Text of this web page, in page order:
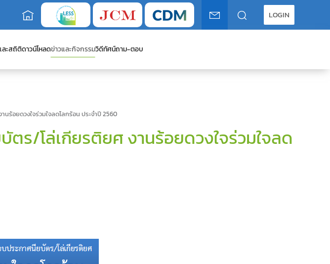
LOGIN
ละสถิติดาวน์โหลดข่าวและกิจกรรมวิดีทัศน์ถาม-ตอบ
ร้อยดวงใจร่วมใจลดโลกร้อน ประจำปี 2560
ร/โล่เกียรติยศ งานร้อยดวงใจร่วมใจลด